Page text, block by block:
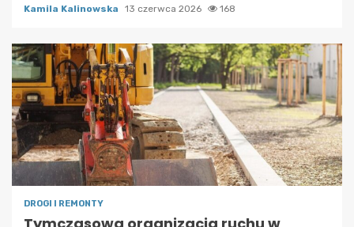
Kamila Kalinowska 13 czerwca 2026 168
DROGI I REMONTY